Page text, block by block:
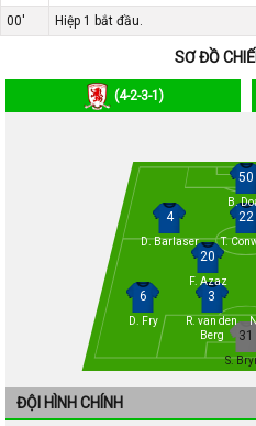
00'
Hiệp 1 bắt đầu.
SƠ ĐỒ
(4-2-3-1)
31
S.
6
D. Fry
3
R. van den
Berg
20
F. Azaz
4
D. Barlaser
22
T.
50
B.
ĐỘI HÌNH CHÍNH